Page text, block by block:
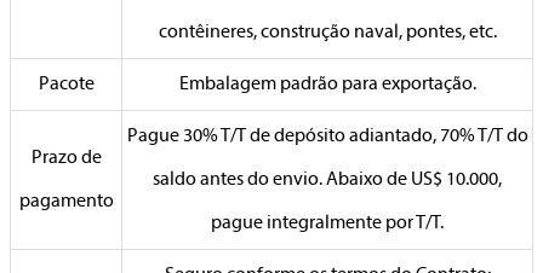
contêineres, construção naval, pontes, etc.
Pacote Embalagem padrão para exportação.
Prazo de
pagamento
Pague 30% T/T de depósito adiantado, 70% T/T do
saldo antes do envio. Abaixo de US$ 10.000,
pague integralmente por T/T.